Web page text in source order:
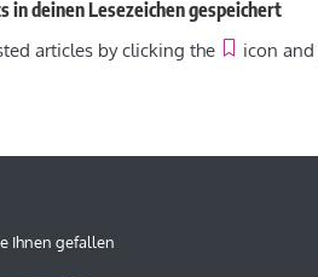
in deinen Lesezeichen gespeichert
articles by clicking the
icon
Ihnen gefallen